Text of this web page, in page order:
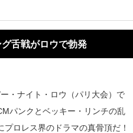
舌戦がロウで勃発
・ナイト・ロウ（パリ大会）で
パンクとベッキー・リンチの乱
プロレス界のドラマの真骨頂だ！